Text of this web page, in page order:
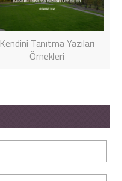
Kendini Tanıtma Yazıları
Örnekleri